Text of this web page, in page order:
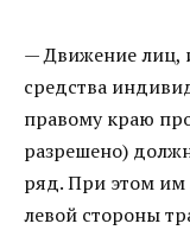
— Движение лиц,
средства
правому краю
разрешено)
ряд. При этом им
левой стороны